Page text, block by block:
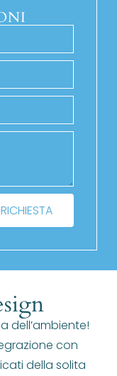
dell’ambiente!
con
della solita